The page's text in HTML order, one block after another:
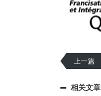
上一篇
相关文章